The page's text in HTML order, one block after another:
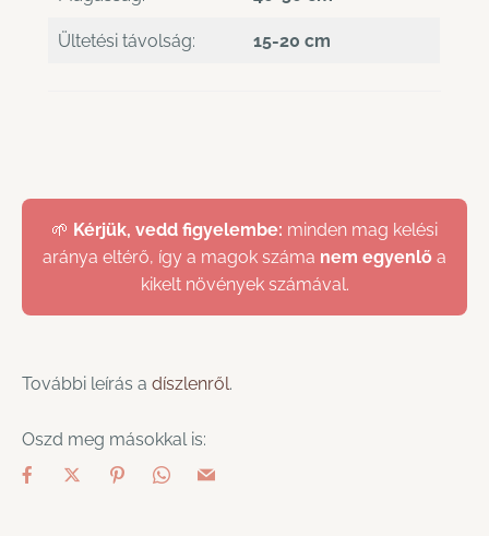
Ültetési távolság: 15-20 cm
🌱 Kérjük, vedd figyelembe: minden mag kelési
aránya eltérő, így a magok száma nem egyenlő a
kikelt növények számával.
További leírás a díszlenről.
Oszd meg másokkal is: